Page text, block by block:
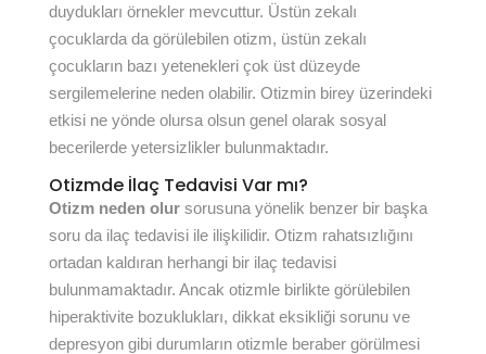
duydukları örnekler mevcuttur. Üstün zekalı
çocuklarda da görülebilen otizm, üstün zekalı
çocukların bazı yetenekleri çok üst düzeyde
sergilemelerine neden olabilir. Otizmin birey üzerindeki
etkisi ne yönde olursa olsun genel olarak sosyal
becerilerde yetersizlikler bulunmaktadır.
Otizmde İlaç Tedavisi Var mı?
Otizm neden olursorusuna yönelik benzer bir başka
soru da ilaç tedavisi ile ilişkilidir. Otizm rahatsızlığını
ortadan kaldıran herhangi bir ilaç tedavisi
bulunmamaktadır. Ancak otizmle birlikte görülebilen
hiperaktivite bozuklukları, dikkat eksikliği sorunu ve
depresyon gibi durumların otizmle beraber görülmesi